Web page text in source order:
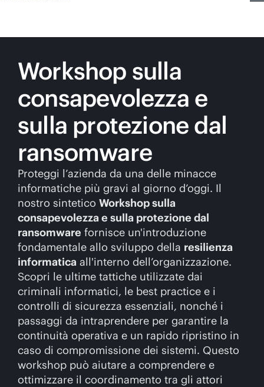
Workshop sulla
consapevolezza e
sulla protezione dal
ransomware
Proteggi l’azienda da una delle minacce
informatiche più gravi al giorno d’oggi. Il
nostro sintetico Workshop sulla
consapevolezza e sulla protezione dal
ransomware fornisce un'introduzione
fondamentale allo sviluppo della resilienza
informatica all'interno dell’organizzazione.
Scopri le ultime tattiche utilizzate dai
criminali informatici, le best practice e i
controlli di sicurezza essenziali, nonché i
passaggi da intraprendere per garantire la
continuità operativa e un rapido ripristino in
caso di compromissione dei sistemi. Questo
workshop può aiutare a comprendere e
ottimizzare il coordinamento tra gli attori